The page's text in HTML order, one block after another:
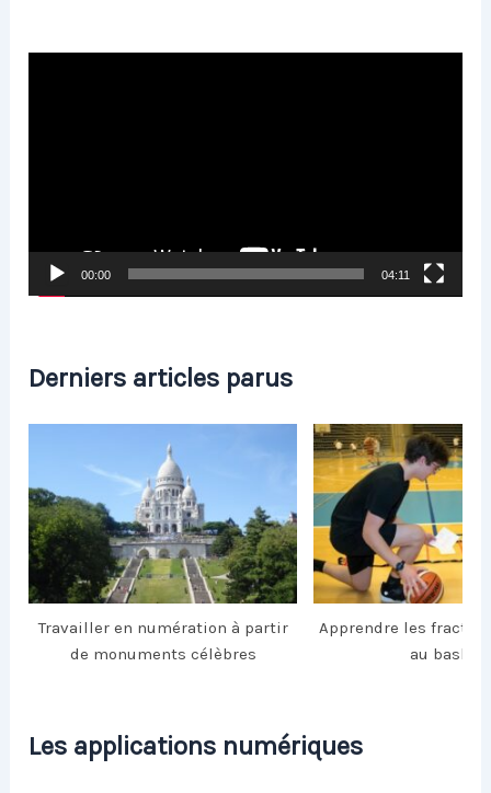
00:00 04:11
Derniers articles parus
Travailler en numération à partir
de monuments célèbres
Apprendre les
au basket
Les applications numériques